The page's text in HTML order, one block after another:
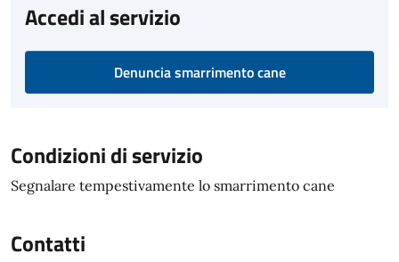
Accedi al servizio
Denuncia smarrimento cane
Condizioni di servizio
Segnalare tempestivamente lo smarrimento cane
Contatti